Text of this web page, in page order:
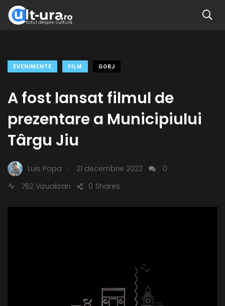
EVENIMENTE FILM GORJ
A fost lansat filmul de
prezentare a Municipiului
Târgu Jiu
Luis Popa . 21 decembrie 2022
0
762 Vizualizari
Shares
0